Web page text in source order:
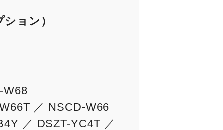
ョン）
W68
／ NSCD-W66
／ DSZT-YC4T ／